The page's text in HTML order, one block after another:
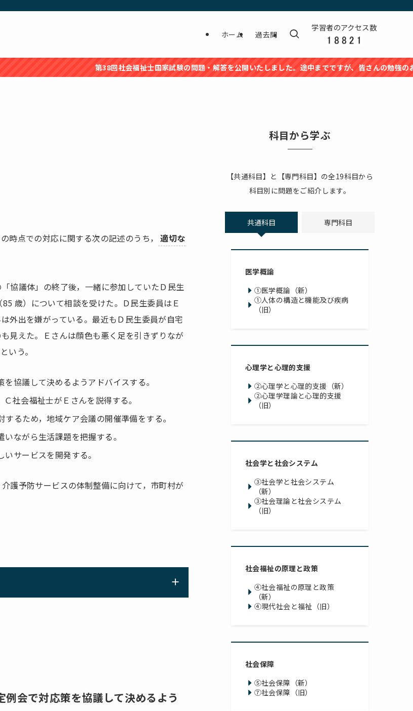
ホーム 過去問
学習者のアクセス数
第38回社会福祉士国家試験の問題・解答を公開いたしました。途中までですが、皆さんの勉強のお力にな
時点での対応に関する次の記述のうち，
適切な
協議体」の終了後，一緒に参加していたＤ民生
歳）について相談を受けた。Ｄ民生委員はＥ
外出を嫌がっている。最近もＤ民生委員が自宅
見えた。Ｅさんは顔色も悪く足を引きずりなが
いう。
協議して決めるようアドバイスする。
社会福祉士がＥさんを説得する。
るため，地域ケア会議の開催準備をする。
ながら生活課題を把握する。
サービスを開発する。
護予防サービスの体制整備に向けて，市町村が
会で対応策を協議して決めるよう
科目から学ぶ
【共通科目】と【専門科目】の全19科目から
科目別に問題をご紹介します。
共通科目 専門科目
医学概論
①医学概論（新）
①人体の構造と機能及び疾病
（旧）
心理学と心理的支援
②心理学と心理的支援（新）
②心理学理論と心理的支援
（旧）
社会学と社会システム
③社会学と社会システム
（新）
③社会理論と社会システム
（旧）
社会福祉の原理と政策
④社会福祉の原理と政策
（新）
④現代社会と福祉（旧）
社会保障
⑤社会保障（新）
⑦社会保障（旧）